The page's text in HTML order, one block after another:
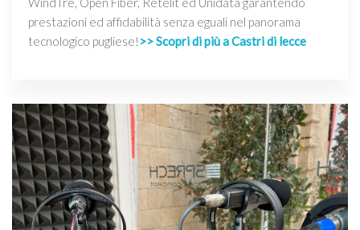
prestazioni ed affidabilità senza eguali nel panorama
tecnologico pugliese! >> Scopri di più a Castri di lecce